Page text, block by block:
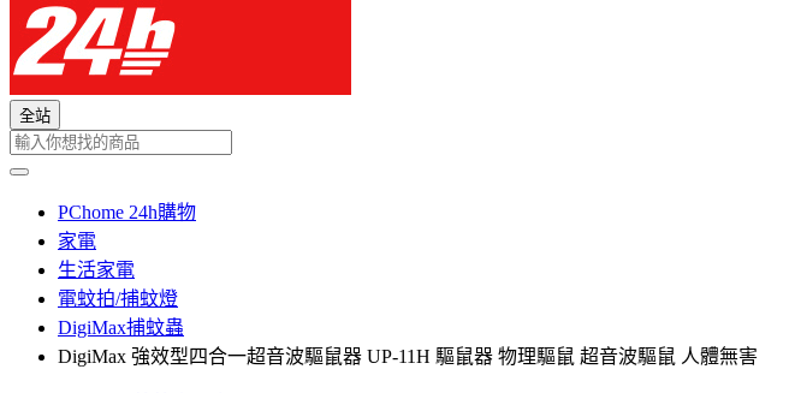
全站
PChome 24h購物
家電
生活家電
電蚊拍/捕蚊燈
DigiMax捕蚊蟲
DigiMax 強效型四合一超音波驅鼠器 UP-11H 驅鼠器 物理驅鼠 超音波驅鼠 人體無害